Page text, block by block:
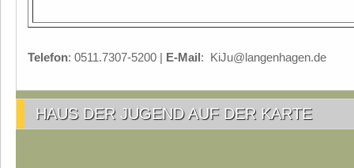
Telefon: 0511.7307-5200 | E-Mail: KiJu@langenhagen.de
HAUS DER JUGEND AUF DER KARTE